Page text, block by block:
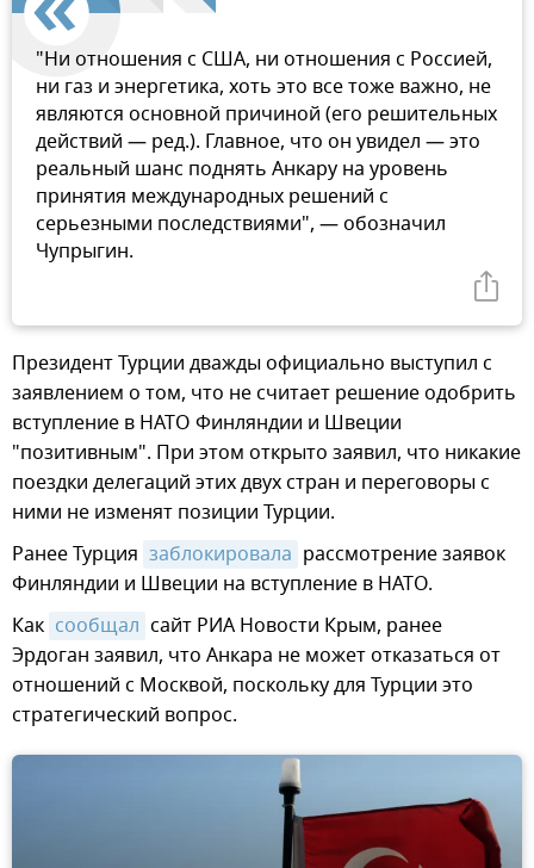
"Ни отношения с США, ни отношения с Россией,
ни газ и энергетика, хоть это все тоже важно, не
являются основной причиной (его решительных
действий — ред.). Главное, что он увидел — это
реальный шанс поднять Анкару на уровень
принятия международных решений с
серьезными последствиями", — обозначил
Чупрыгин.
Президент Турции дважды официально выступил с
заявлением о том, что не считает решение одобрить
вступление в НАТО Финляндии и Швеции
"позитивным". При этом открыто заявил, что никакие
поездки делегаций этих двух стран и переговоры с
ними не изменят позиции Турции.
Ранее Турция заблокировала рассмотрение заявок
Финляндии и Швеции на вступление в НАТО.
Как сообщал сайт РИА Новости Крым, ранее
Эрдоган заявил, что Анкара не может отказаться от
отношений с Москвой, поскольку для Турции это
стратегический вопрос.